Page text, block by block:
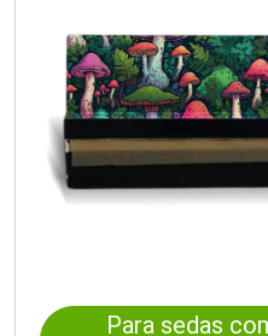
Para sedas